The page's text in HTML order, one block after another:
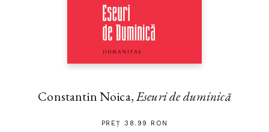
Constantin Noica,Eseuri de duminică
PREȚ 38.99 RON